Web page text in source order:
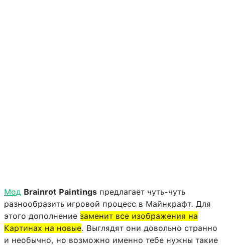
Мод Brainrot Paintings предлагает чуть-чуть
разнообразить игровой процесс в Майнкрафт. Для
этого дополнение заменит все изображения на
Картинах на новые. Выглядят они довольно странно
и необычно, но возможно именно тебе нужны такие